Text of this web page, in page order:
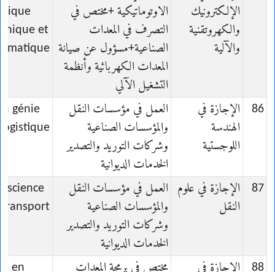
الإلكترونيك
والكهروتقنية
والآلية
الاوتوماتيكية +مختص في
التصرف في المعدات
الصناعية+مسؤول عن صيانة
المعدات الكهربائية وأنظمة
التشغيل الآلي
et
86
الإجازة في
الهندسة
اللوجستية
العمل في مؤسسات النقل
والمؤسسات الصناعية
وشركات التوريد والتصدير
الخدمات الديوانية
génie
logistique
87
الإجازة في علوم
النقل
العمل في مؤسسات النقل
والمؤسسات الصناعية
وشركات التوريد والتصدير
الخدمات الديوانية
science
88 الإجازة في مختص في برمجة المعدات en